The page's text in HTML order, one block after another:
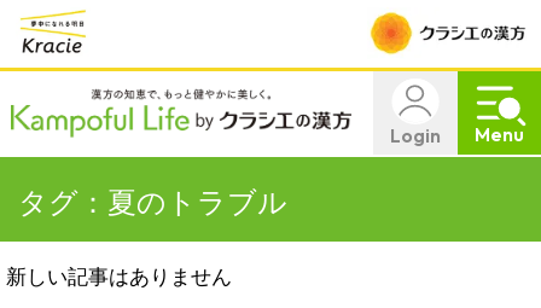
Login Menu
タグ：夏のトラブル
新しい記事はありません